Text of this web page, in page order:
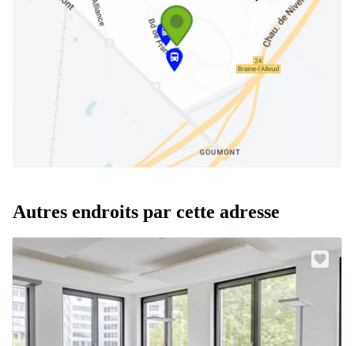
Autres endroits par cette adresse